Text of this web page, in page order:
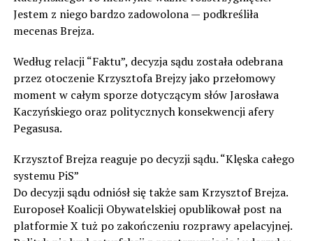
Jestem z niego bardzo zadowolona — podkreśliła
mecenas Brejza.
Według relacji “Faktu”, decyzja sądu została odebrana
przez otoczenie Krzysztofa Brejzy jako przełomowy
moment w całym sporze dotyczącym słów Jarosława
Kaczyńskiego oraz politycznych konsekwencji afery
Pegasusa.
Krzysztof Brejza reaguje po decyzji sądu. “Klęska całego
systemu PiS”
Do decyzji sądu odniósł się także sam Krzysztof Brejza.
Europoseł Koalicji Obywatelskiej opublikował post na
platformie X tuż po zakończeniu rozprawy apelacyjnej.